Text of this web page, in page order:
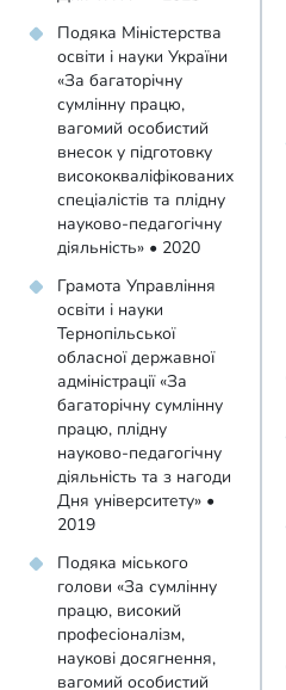
Подяка Міністерства
освіти і науки України
«За багаторічну
сумлінну працю,
вагомий особистий
внесок у підготовку
висококваліфікованих
спеціалістів та плідну
науково-педагогічну
діяльність» • 2020
Грамота Управління
освіти і науки
Тернопільської
обласної державної
адміністрації «За
багаторічну сумлінну
працю, плідну
науково-педагогічну
діяльність та з нагоди
Дня університету» •
2019
Подяка міського
голови «За сумлінну
працю, високий
професіоналізм,
наукові досягнення,
вагомий особистий